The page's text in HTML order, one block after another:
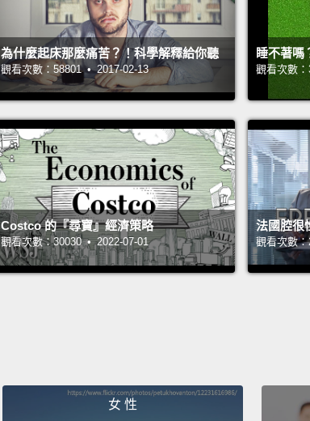
Did I lock the door? Did I
sure I did.
我有鎖門嗎？我有鎖門嗎？有
Did I set my alarm?
我有設鬧鐘嗎？
Tomorrow I'm gonna go to
明天我要早點睡覺。
Don't think about ghosts.
damn it! I'm thinking about
If I died, how long would it
為什麼起床那麼痛苦？！科學解釋給你聽
觀看次數：58801 • 2017-02-13
睡不著嗎
觀看次數
Costco 的『尋寶』經濟策略
觀看次數：30030 • 2022-07-01
法國腔很
觀看次數
女 性